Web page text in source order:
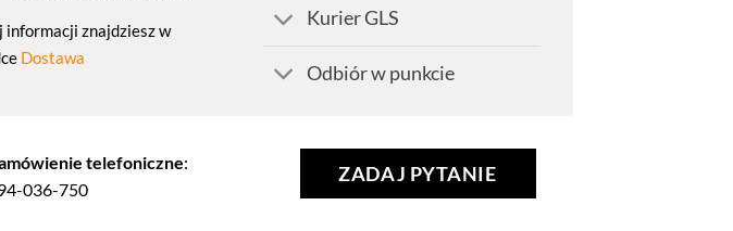
informacji znajdziesz w
Dostawa
Kurier GLS
Odbiór w punkcie
telefoniczne:
036-750
ZADAJ PYTANIE